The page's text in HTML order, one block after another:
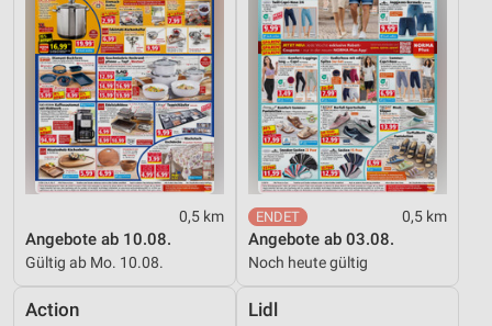
0,5 km
Angebote ab 10.08.
Gültig ab Mo. 10.08.
0,5 km
Angebote ab 03.08.
Noch heute gültig
Action Lidl